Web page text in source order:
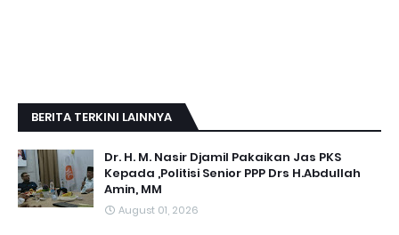
BERITA TERKINI LAINNYA
Dr. H. M. Nasir Djamil Pakaikan Jas PKS
Kepada ,Politisi Senior PPP Drs H.Abdullah
Amin, MM
August 01, 2026